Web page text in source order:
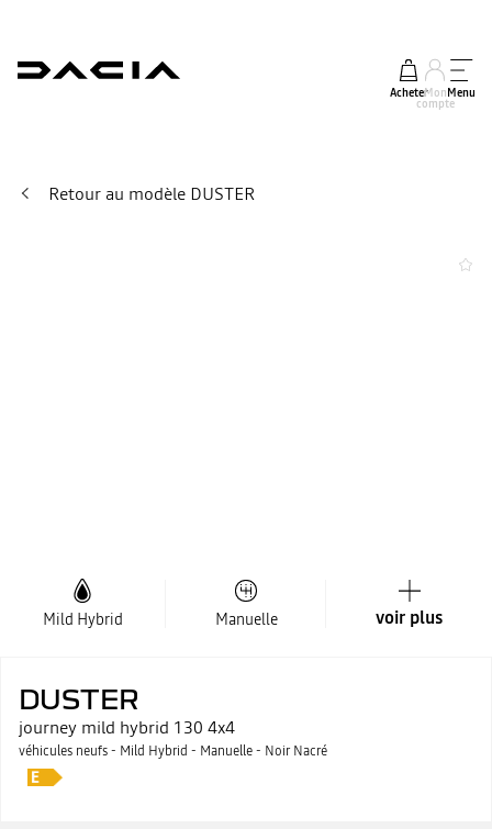
AcheterMon
compte
Menu
Retour au modèle DUSTER
Mild Hybrid Manuelle voir plus
DUSTER
journey mild hybrid 130 4x4
véhicules neufs - Mild Hybrid - Manuelle - Noir Nacré